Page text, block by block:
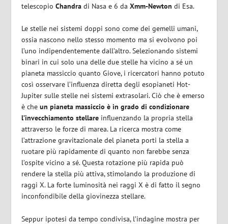
telescopioChandra di Nasa e 6 daXmm-Newton di Esa.
Le stelle nei sistemi doppi sono come dei gemelli umani,
ossia nascono nello stesso momento ma si evolvono poi
l’uno indipendentemente dall’altro. Selezionando sistemi
binari in cui solo una delle due stelle ha vicino a sé un
pianeta massiccio quanto Giove, i ricercatori hanno potuto
così osservare l’influenza diretta degli esopianeti Hot-
Jupiter sulle stelle nei sistemi extrasolari.Ciò che è emerso
è cheun pianeta massiccio è in grado di condizionare
l’invecchiamento stellare influenzando la propria stella
attraverso le forze di marea. La ricerca mostra come
l’attrazione gravitazionale del pianeta porti la stella a
ruotare più rapidamente di quanto non farebbe senza
l’ospite vicino a sé. Questa rotazione più rapida può
rendere la stella più attiva, stimolando la produzione di
raggi X. La forte luminosità nei raggi X è di fatto il segno
inconfondibile della giovinezza stellare.
Seppur ipotesi da tempo condivisa, l’indagine mostra per